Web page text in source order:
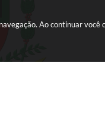
Ao continuar você